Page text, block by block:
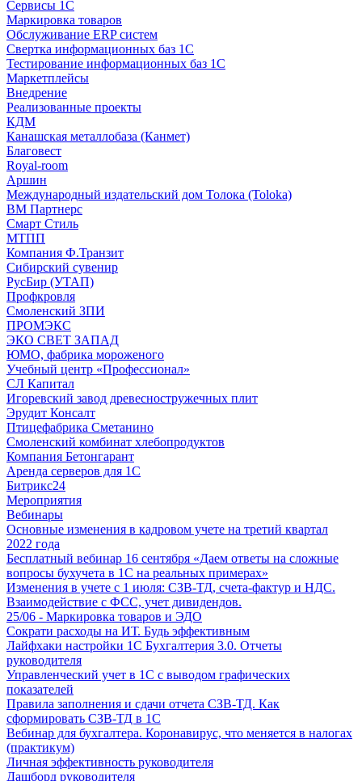
Сервисы 1С
Маркировка товаров
Обслуживание ERP систем
Свертка информационных баз 1С
Тестирование информационных баз 1С
Маркетплейсы
Внедрение
Реализованные проекты
КДМ
Канашская металлобаза (Канмет)
Благовест
Royal-room
Аршин
Международный издательский дом Толока (Toloka)
ВМ Партнерс
Смарт Стиль
МТПП
Компания Ф.Транзит
Сибирский сувенир
РусБир (УТАП)
Профкровля
Смоленский ЗПИ
ПРОМЭКС
ЭКО СВЕТ ЗАПАД
ЮМО, фабрика мороженого
Учебный центр «Профессионал»
СЛ Капитал
Игоревский завод древесностружечных плит
Эрудит Консалт
Птицефабрика Сметанино
Смоленский комбинат хлебопродуктов
Компания Бетонгарант
Аренда серверов для 1С
Битрикс24
Мероприятия
Вебинары
Основные изменения в кадровом учете на третий квартал
2022 года
Бесплатный вебинар 16 сентября «Даем ответы на сложные
вопросы бухучета в 1С на реальных примерах»
Изменения в учете с 1 июля: СЗВ-ТД, счета-фактур и НДС.
Взаимодействие с ФСС, учет дивидендов.
25/06 - Маркировка товаров и ЭДО
Сократи расходы на ИТ. Будь эффективным
Лайфхаки настройки 1С Бухгалтерия 3.0. Отчеты
руководителя
Управленческий учет в 1С с выводом графических
показателей
Правила заполнения и сдачи отчета СЗВ-ТД. Как
сформировать СЗВ-ТД в 1С
Вебинар для бухгалтера. Коронавирус, что меняется в налогах
(практикум)
Личная эффективность руководителя
Дашборд руководителя